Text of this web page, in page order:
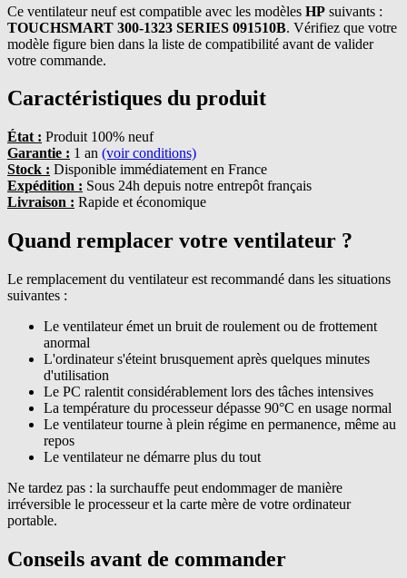
Ce ventilateur neuf est compatible avec les modèles HP suivants :
TOUCHSMART 300-1323 SERIES 091510B. Vérifiez que votre
modèle figure bien dans la liste de compatibilité avant de valider
votre commande.
Caractéristiques du produit
État : Produit 100% neuf
Garantie : 1 an (voir conditions)
Stock : Disponible immédiatement en France
Expédition : Sous 24h depuis notre entrepôt français
Livraison : Rapide et économique
Quand remplacer votre ventilateur ?
Le remplacement du ventilateur est recommandé dans les situations
suivantes :
Le ventilateur émet un bruit de roulement ou de frottement
anormal
L'ordinateur s'éteint brusquement après quelques minutes
d'utilisation
Le PC ralentit considérablement lors des tâches intensives
La température du processeur dépasse 90°C en usage normal
Le ventilateur tourne à plein régime en permanence, même au
repos
Le ventilateur ne démarre plus du tout
Ne tardez pas : la surchauffe peut endommager de manière
irréversible le processeur et la carte mère de votre ordinateur
portable.
Conseils avant de commander